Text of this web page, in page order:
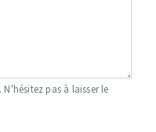
pas à laisser le